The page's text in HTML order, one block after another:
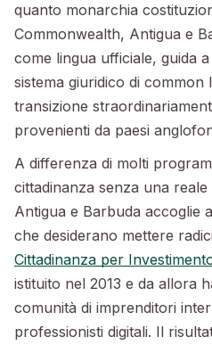
quanto monarchia
Commonwealth, Antigua e
come lingua ufficiale, guida
sistema giuridico di
transizione
provenienti da paesi
A differenza di molti
cittadinanza senza una
Antigua e Barbuda accoglie
che desiderano mettere
Cittadinanza per
istituito nel 2013 e da allora
comunità di imprenditori
professionisti digitali. Il